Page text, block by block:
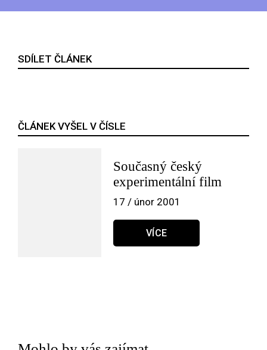
SDÍLET ČLÁNEK
ČLÁNEK VYŠEL V ČÍSLE
Současný český
experimentální film
17 / únor 2001
VÍCE